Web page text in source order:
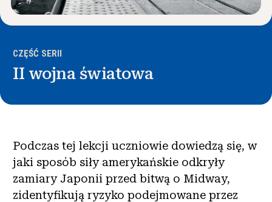
CZĘŚĆ SERII
II wojna światowa
Podczas tej lekcji uczniowie dowiedzą się, w
jaki sposób siły amerykańskie odkryły
zamiary Japonii przed bitwą o Midway,
zidentyfikują ryzyko podejmowane przez